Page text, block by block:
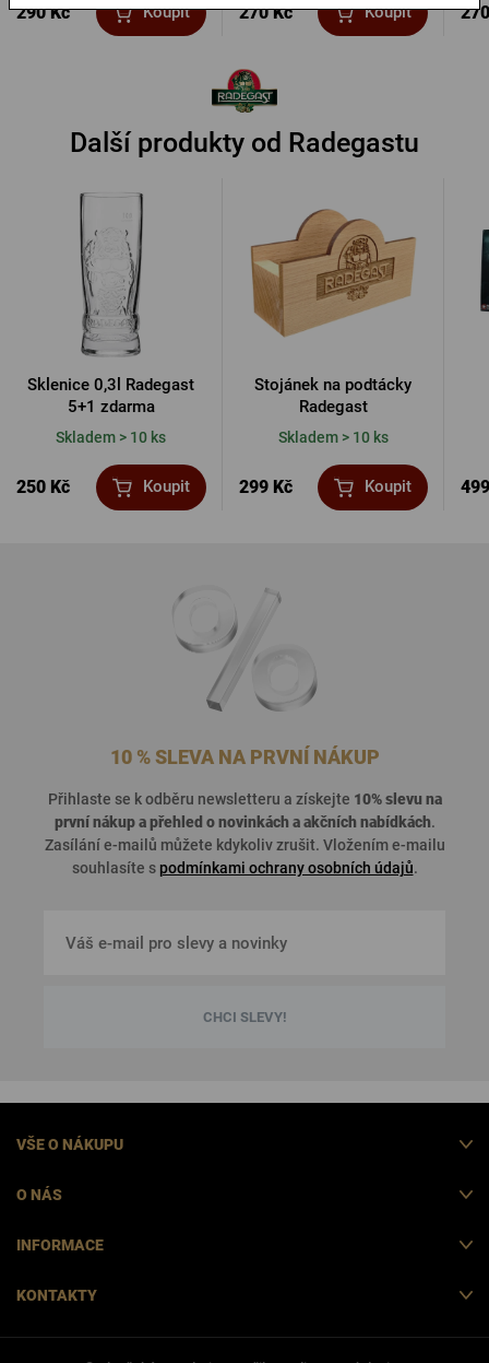
290 Kč Koupit 270 Kč Koupit
Další produkty od Radegastu
Sklenice 0,3l Radegast
5+1 zdarma
Skladem > 10 ks
250 Kč Koupit
Stojánek na podtácky
Radegast
Skladem > 10 ks
299 Kč Koupit
10 % SLEVA NA PRVNÍ NÁKUP
Přihlaste se k odběru newsletteru a získejte 10% slevu na
první nákup a přehled o novinkách a akčních nabídkách.
Zasílání e-mailů můžete kdykoliv zrušit. Vložením e-mailu
souhlasíte s podmínkami ochrany osobních údajů.
CHCI SLEVY!
VŠE O NÁKUPU
O NÁS
INFORMACE
KONTAKTY